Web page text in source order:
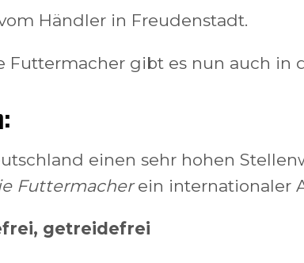
Händler in Freudenstadt.
Futtermacher gibt es nun auch in
einen sehr hohen
Futtermacherein internationaler
getreidefrei